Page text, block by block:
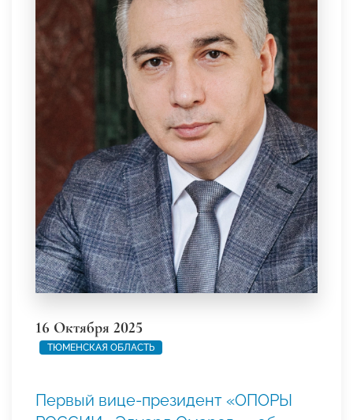
16 Октября 2025
ТЮМЕНСКАЯ ОБЛАСТЬ
Первый вице-президент «ОПОРЫ